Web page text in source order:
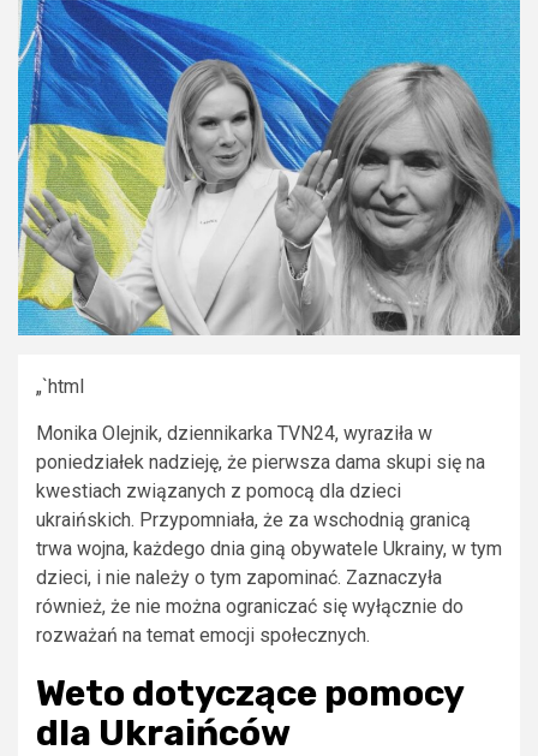
„`html
Monika Olejnik, dziennikarka TVN24, wyraziła w
poniedziałek nadzieję, że pierwsza dama skupi się na
kwestiach związanych z pomocą dla dzieci
ukraińskich. Przypomniała, że za wschodnią granicą
trwa wojna, każdego dnia giną obywatele Ukrainy, w tym
dzieci, i nie należy o tym zapominać. Zaznaczyła
również, że nie można ograniczać się wyłącznie do
rozważań na temat emocji społecznych.
Weto dotyczące pomocy
dla Ukraińców